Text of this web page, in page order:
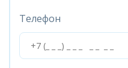
Телефон